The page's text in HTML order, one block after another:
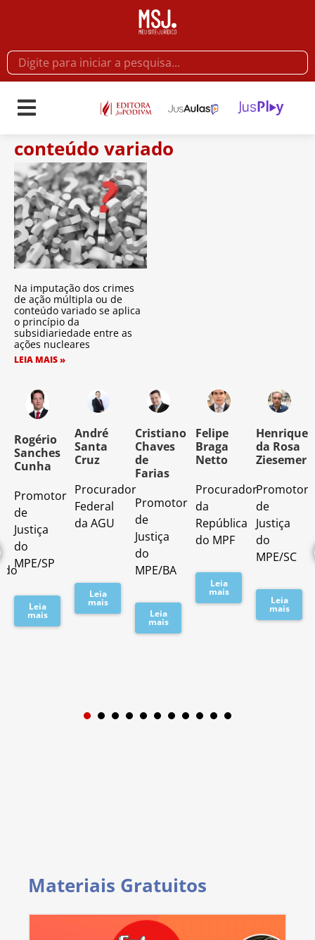
conteúdo variado
Na imputação dos crimes
de ação múltipla ou de
conteúdo variado se aplica
o princípio da
subsidiariedade entre as
ações nucleares
LEIA MAIS »
Rogério
Sanches
Cunha
Promotor
de
Justiça
do
MPE/SP
Leia
mais
André
Santa
Cruz
Procurador
Federal
da AGU
Leia
mais
Cristiano
Chaves
de
Farias
Promotor
de
Justiça
do
MPE/BA
Leia
mais
Felipe
Braga
Netto
Procurador
da
República
do MPF
Leia
mais
Henrique
da Rosa
Ziesemer
Promotor
de
Justiça
do
MPE/SC
Leia
mais
1 2 3
Materiais Gratuitos